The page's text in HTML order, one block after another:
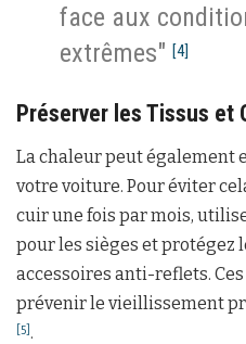
face aux
extrêmes" [4]
Préserver les Tissus et
La chaleur peut également
votre voiture. Pour éviter
cuir une fois par mois,
pour les sièges et protégez
accessoires anti-reflets.
prévenir le vieillissement
[5] .